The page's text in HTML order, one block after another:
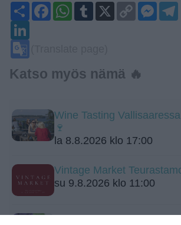
ShareFacebook
WhatsApp
Tumblr
Copy
Link
Katso myös nämä 🔥
Wine Tasting Vallisaaressa
🍷
la 8.8.2026 klo 17:00
Vintage Market
su 9.8.2026 klo 11:00